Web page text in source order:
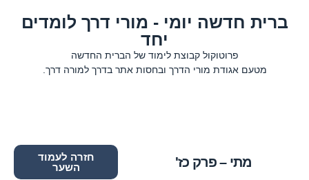
ברית חדשה יומי - מורי דרך לומדים
יחד
פרוטוקול קבוצת לימוד של הברית החדשה
מטעם אגודת מורי הדרך ובחסות אתר בדרך למורה דרך.
מתי – פרק כז'
חזרה לעמוד
השער